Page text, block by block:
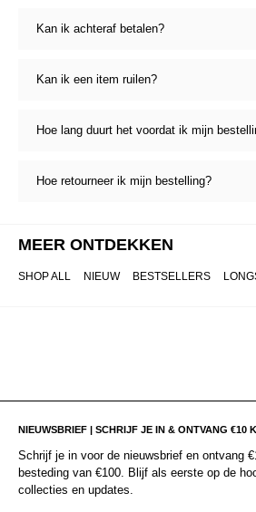
Kan ik achteraf betalen?
Kan ik een item ruilen?
Hoe lang duurt het voordat ik mijn
Hoe retourneer ik mijn bestelling?
MEER ONTDEKKEN
SHOP ALL NIEUW BESTSELLERS
NIEUWSBRIEF | SCHRIJF JE IN & ONTVANG €10
Schrijf je in voor de nieuwsbrief en ontvang
besteding van €100. Blijf als eerste op de
collecties en updates.